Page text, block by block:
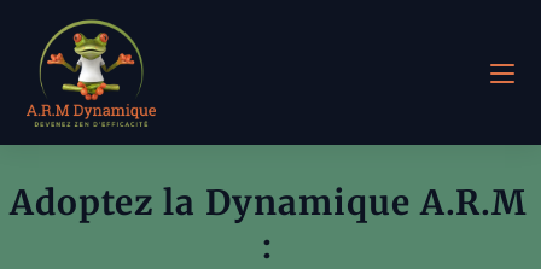
Adoptez la Dynamique A.R.M
: